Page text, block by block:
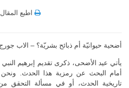
اطبع المقال
أضحية حيوانيّة أم ذبائح بشريّة؟ – الاب
يأتي عيد الأضحى، ذكرى تقديم إبرهيم النبي
أمام البحث عن رمزية هذا الحدث.
تاريخية الحدث، أو في مسألة